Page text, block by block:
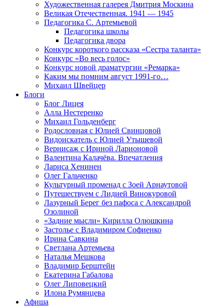
Художественная галерея Дмитрия Москина
Великая Отечественная. 1941 — 1945
Педагогика С. Артемьевой
Педагогика школы
Педагогика двора
Конкурс короткого рассказа «Сестра таланта»
Конкурс «Во весь голос»
Конкурс новой драматургии «Ремарка»
Каким мы помним август 1991-го…
Михаил Швейцер
Блоги
Блог Лицея
Алла Нестеренко
Михаил Гольденберг
Родословная с Юлией Свинцовой
Видоискатель с Юлией Утышевой
Вернисаж с Ириной Ларионовой
Валентина Калачёва. Впечатления
Лариса Хенинен
Олег Гальченко
Культурный променад с Зоей Арнаутовой
Путешествуем с Лидией Винокуровой
Лазурный Берег без пафоса с Александрой
Озолиной
«Задние мысли» Кирилла Олюшкина
Застолье с Владимиром Софиенко
Ирина Савкина
Светлана Артемьева
Наталья Мешкова
Владимир Берштейн
Екатерина Габалова
Олег Липовецкий
Илона Румянцева
Афиша